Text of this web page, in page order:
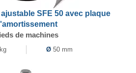
SFE 50 avec plaque
de machines
Ø 50 mm